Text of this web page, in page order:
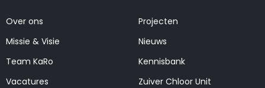
Over ons
Missie & Visie
Team KaRo
Vacatures
Projecten
Nieuws
Kennisbank
Zuiver Chloor Unit